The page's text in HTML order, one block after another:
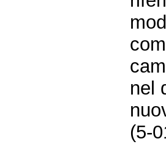
nel
(5-